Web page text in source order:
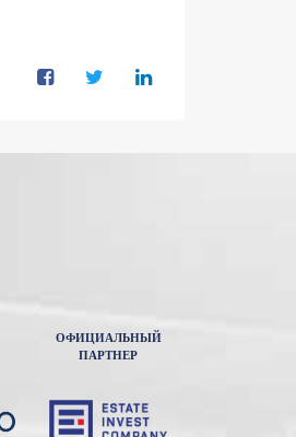
ОФИЦИАЛЬНЫЙ
ПАРТНЕР